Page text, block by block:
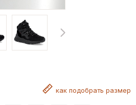
как подобрать размер